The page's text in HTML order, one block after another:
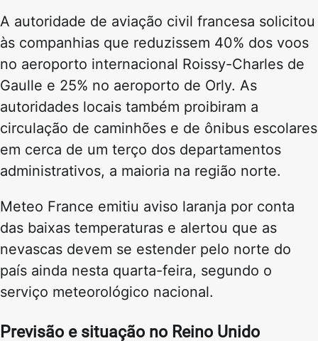
A autoridade de aviação civil francesa solicitou
às companhias que reduzissem 40% dos voos
no aeroporto internacional Roissy-Charles de
Gaulle e 25% no aeroporto de Orly. As
autoridades locais também proibiram a
circulação de caminhões e de ônibus escolares
em cerca de um terço dos departamentos
administrativos, a maioria na região norte.
Meteo France emitiu aviso laranja por conta
das baixas temperaturas e alertou que as
nevascas devem se estender pelo norte do
país ainda nesta quarta-feira, segundo o
serviço meteorológico nacional.
Previsão e situação no Reino Unido